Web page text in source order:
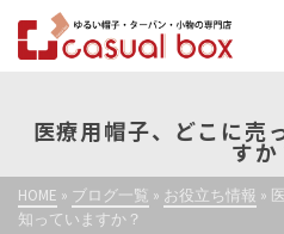
医療用帽子、どこに売
すか
HOME » ブログ一覧 » お役立ち情報 »
知っていますか？